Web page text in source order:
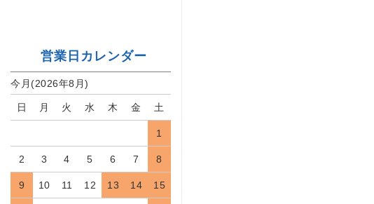
営業日カレンダー
今月(2026年8月)
日 月 火 水 木 金 土
1
2 3 4 5 6 7 8
9 10 11 12 13 14 15